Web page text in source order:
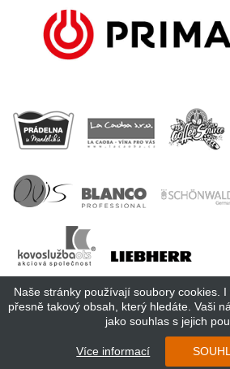
Copyright 2018 Cosmopolitan
Naše stránky používají soubory cookies.
přesně takový obsah, který hledáte. Vaši
jako souhlas s jejich
Více informací